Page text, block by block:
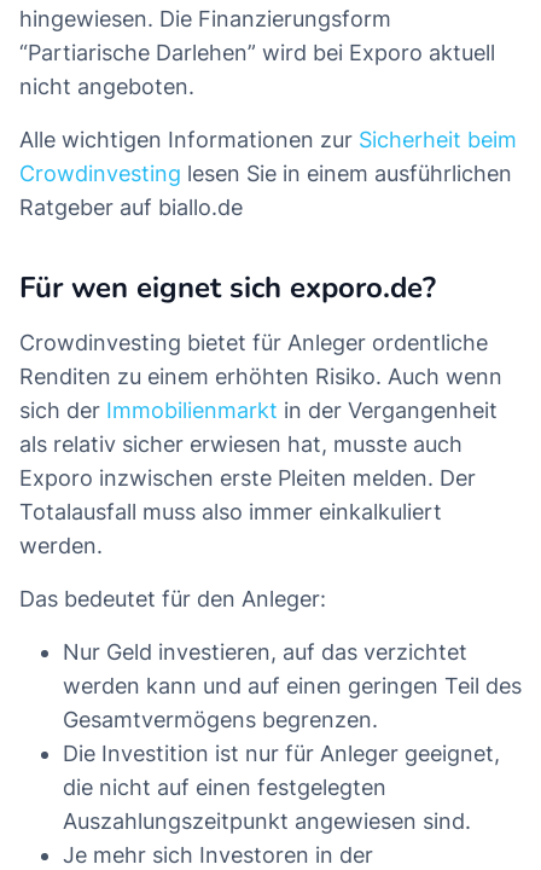
hingewiesen. Die Finanzierungsform
“Partiarische Darlehen” wird bei Exporo aktuell
nicht angeboten.
Alle wichtigen Informationen zur Sicherheit beim
Crowdinvesting lesen Sie in einem ausführlichen
Ratgeber auf biallo.de
Für wen eignet sich exporo.de?
Crowdinvesting bietet für Anleger ordentliche
Renditen zu einem erhöhten Risiko. Auch wenn
sich der Immobilienmarkt in der Vergangenheit
als relativ sicher erwiesen hat, musste auch
Exporo inzwischen erste Pleiten melden. Der
Totalausfall muss also immer einkalkuliert
werden.
Das bedeutet für den Anleger:
Nur Geld investieren, auf das verzichtet
werden kann und auf einen geringen Teil des
Gesamtvermögens begrenzen.
Die Investition ist nur für Anleger geeignet,
die nicht auf einen festgelegten
Auszahlungszeitpunkt angewiesen sind.
Je mehr sich Investoren in der